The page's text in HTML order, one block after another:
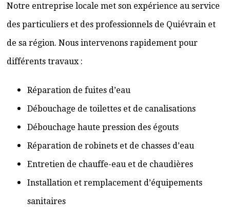
Notre entreprise locale met son expérience au service
des particuliers et des professionnels de Quiévrain et
de sa région. Nous intervenons rapidement pour
différents travaux :
Réparation de fuites d’eau
Débouchage de toilettes et de canalisations
Débouchage haute pression des égouts
Réparation de robinets et de chasses d’eau
Entretien de chauffe-eau et de chaudières
Installation et remplacement d’équipements
sanitaires